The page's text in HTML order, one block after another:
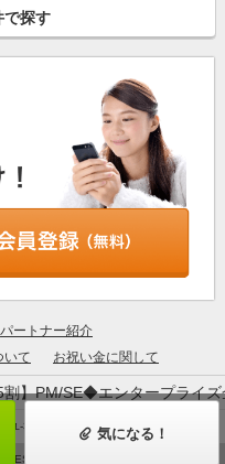
気になる！
で探す
パートナー紹介
いて お祝い金に関して
】PM/SE◆エンタープライズ
ユ-305190
RESERVED.